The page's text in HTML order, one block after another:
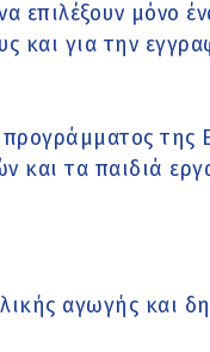
επιλέξουν μόνο
και για την
της
και τα παιδιά
αγωγής και